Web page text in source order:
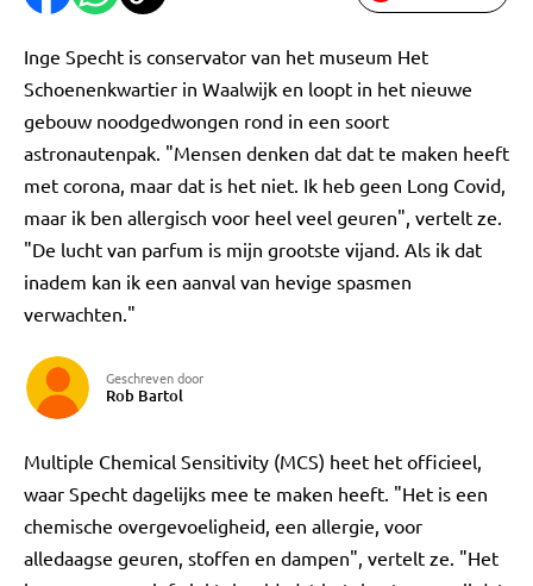
Inge Specht is conservator van het museum Het
Schoenenkwartier in Waalwijk en loopt in het nieuwe
gebouw noodgedwongen rond in een soort
astronautenpak. "Mensen denken dat dat te maken heeft
met corona, maar dat is het niet. Ik heb geen Long Covid,
maar ik ben allergisch voor heel veel geuren", vertelt ze.
"De lucht van parfum is mijn grootste vijand. Als ik dat
inadem kan ik een aanval van hevige spasmen
verwachten."
Geschreven door
Rob Bartol
Multiple Chemical Sensitivity (MCS) heet het officieel,
waar Specht dagelijks mee te maken heeft. "Het is een
chemische overgevoeligheid, een allergie, voor
alledaagse geuren, stoffen en dampen", vertelt ze. "Het